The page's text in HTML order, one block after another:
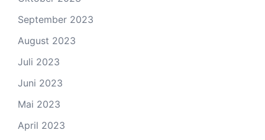
September 2023
August 2023
Juli 2023
Juni 2023
Mai 2023
April 2023